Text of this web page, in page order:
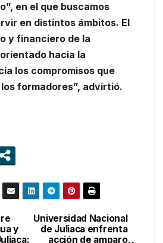
en el que buscamos
en distintos ámbitos. El
y financiero de la
hacia la
los compromisos que
formadores”, advirtió.
Universidad Nacional
de Juliaca enfrenta
acción de amparo
y